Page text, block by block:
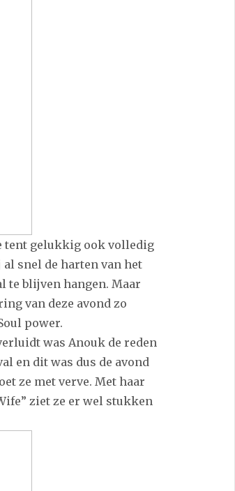
tent gelukkig ook volledig
snel de harten van het
te blijven hangen. Maar
van deze avond zo
power.
was Anouk de reden
en dit was dus de avond
ze met verve. Met haar
ziet ze er wel stukken